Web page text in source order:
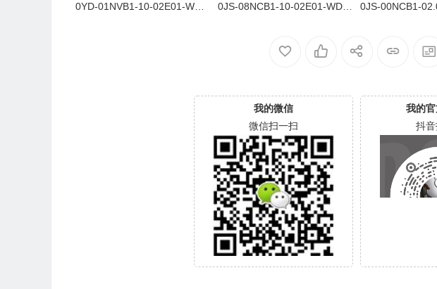
0YD-01NVB1-10-02E01-WD-
0JS-08NCB1-10-02E01-WD-
0JS-00NCB1-
我的微信
微信扫一扫
我的
抖